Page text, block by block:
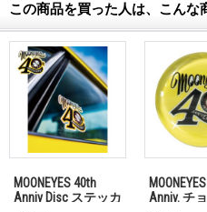
この商品を買った人は、こんな
MOONEYES 40th
Anniv Disc ステッカ
Anniv. チ